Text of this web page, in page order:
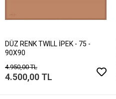
DÜZ RENK TWILL İPEK - 75 -
90X90
4.950,00 TL
4.500,00 TL